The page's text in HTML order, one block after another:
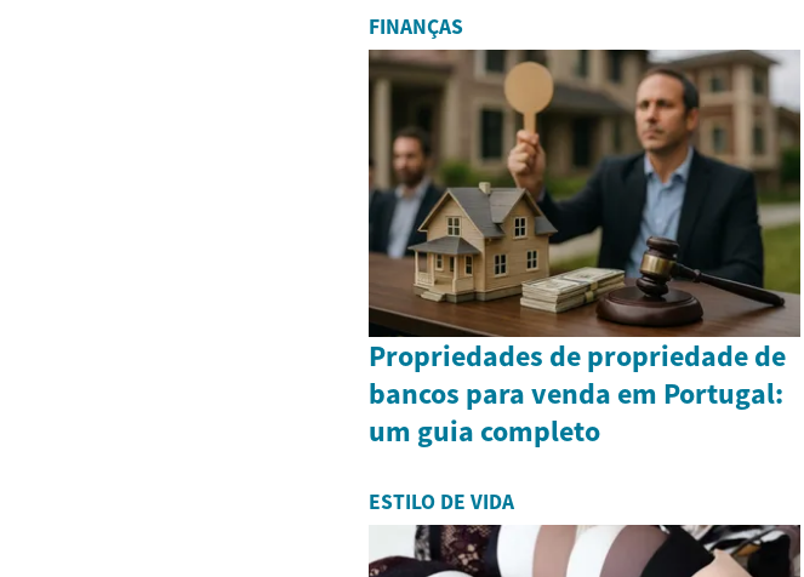
FINANÇAS
Propriedades de propriedade de
bancos para venda em Portugal:
um guia completo
ESTILO DE VIDA